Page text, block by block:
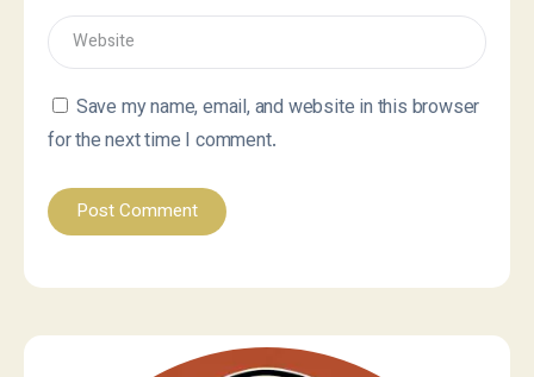
Save my name, email, and website in this browser
for the next time I comment.